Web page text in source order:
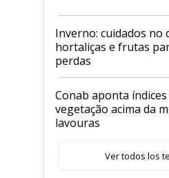
Inverno: cuidados no
hortaliças e frutas
perdas
Conab aponta índices
vegetação acima da
lavouras
Ver todos los